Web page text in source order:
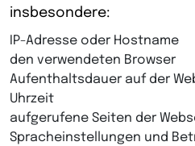
insbesondere:
IP-Adresse oder Hostname
den verwendeten Browser
Aufenthaltsdauer auf der
Uhrzeit
aufgerufene Seiten der
Spracheinstellungen und